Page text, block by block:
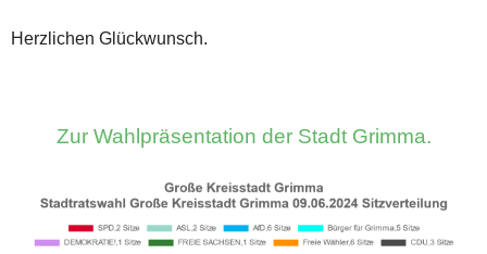
Herzlichen Glückwunsch.
Zur Wahlpräsentation der Stadt Grimma.